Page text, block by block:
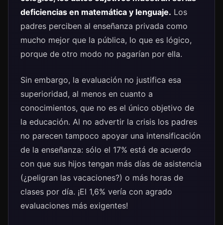
deficiencias en matemática y lenguaje. Los
padres perciben al enseñanza privada como
mucho mejor que la pública, lo que es lógico,
porque de otro modo no pagarían por ella.
Sin embargo, la evaluación no justifica esa
superioridad, al menos en cuanto a
conocimientos, que no es el único objetivo de
la educación. Al no advertir la crisis los padres
no parecen tampoco apoyar una intensificación
de la enseñanza: sólo el 17% está de acuerdo
con que sus hijos tengan más días de asistencia
(¿peligran las vacaciones?) o más horas de
clases por día. ¡El 1,6% vería con agrado
evaluaciones más exigentes!